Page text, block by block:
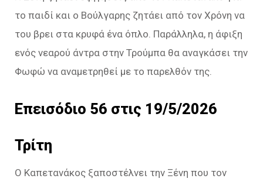
το παιδί και ο Βούλγαρης ζητάει από τον Χρόνη να
του βρει στα κρυφά ένα όπλο. Παράλληλα, η άφιξη
ενός νεαρού άντρα στην Τρούµπα θα αναγκάσει την
Φωφώ να αναµετρηθεί µε το παρελθόν της.
Επεισόδιο 56 στις 19/5/2026
Τρίτη
Ο Καπετανάκος ξαποστέλνει την Ξένη που τον